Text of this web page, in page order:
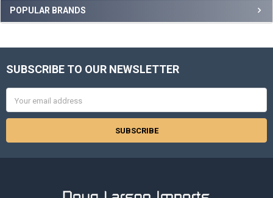
Sidebar
POPULAR BRANDS
Footer
SUBSCRIBE TO OUR NEWSLETTER
Address